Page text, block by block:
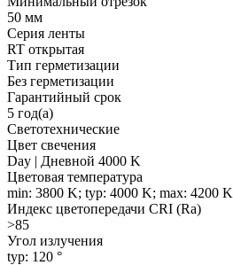
50 мм
Серия ленты
RT открытая
Тип герметизации
Без герметизации
Гарантийный срок
5 год(а)
Светотехнические
Цвет свечения
Day | Дневной 4000 K
Цветовая температура
min: 3800 K; typ: 4000 K; max: 4200 K
Индекс цветопередачи CRI (Ra)
>85
Угол излучения
typ: 120 °